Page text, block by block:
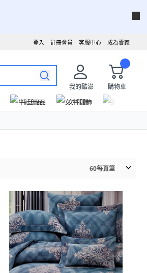
成為賣家
客服中心
註冊會員
登入
我的酷澎
購物車
生活用品 女性服飾
60每頁筆